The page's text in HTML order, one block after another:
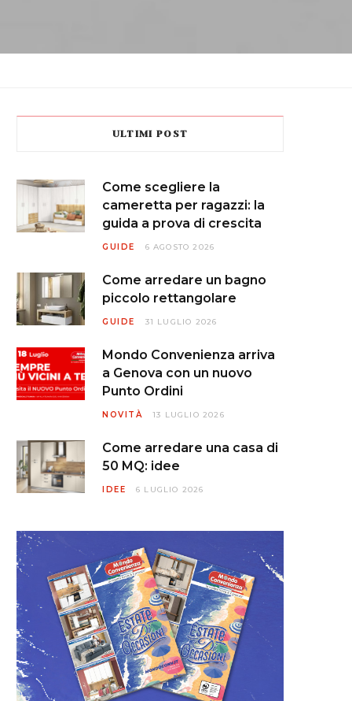
ULTIMI POST
Come scegliere la
cameretta per ragazzi: la
guida a prova di crescita
GUIDE 6 AGOSTO 2026
Come arredare un bagno
piccolo rettangolare
GUIDE 31 LUGLIO 2026
Mondo Convenienza arriva
a Genova con un nuovo
Punto Ordini
NOVITÀ 13 LUGLIO 2026
Come arredare una casa di
50 MQ: idee
IDEE 6 LUGLIO 2026